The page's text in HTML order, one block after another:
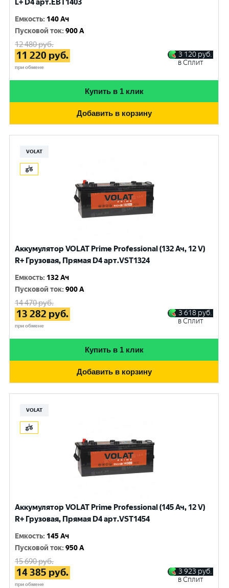
L+ D4 арт.EBT1403
Емкость: 140 Ач
Пусковой ток:900 A
12 480руб.
11 220 руб.
при обмене
3 120 руб.
в Сплит
Купить в 1 клик
Добавить в корзину
VOLAT
Аккумулятор VOLAT Prime Professional (132 Ач, 12 V)
R+ Грузовая, Прямая D4 арт.VST1324
Емкость: 132 Ач
Пусковой ток:900 A
14 470руб.
13 282 руб.
при обмене
3 618 руб.
в Сплит
Купить в 1 клик
Добавить в корзину
VOLAT
Аккумулятор VOLAT Prime Professional (145 Ач, 12 V)
R+ Грузовая, Прямая D4 арт.VST1454
Емкость: 145 Ач
Пусковой ток:950 A
15 690руб.
14 385 руб.
при обмене
3 923 руб.
в Сплит